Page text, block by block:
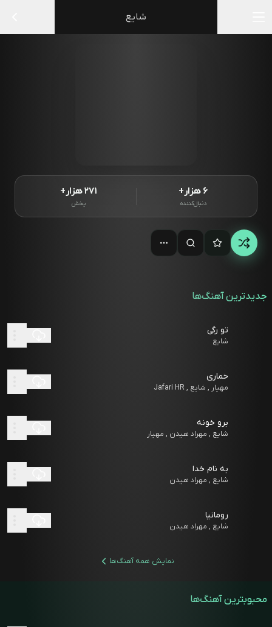
شایع
۶ هزار+
دنبال‌کننده
۲۷۱ هزار+
پخش
جدیدترین آهنگ‌ها
تو رگی
شایع
خماری
مهیار , شایع , Jafari HR
برو خونه
شایع , مهراد هیدن , مهیار
به نام خدا
شایع , مهراد هیدن
رومانیا
شایع , مهراد هیدن
نمایش همه آهنگ‌ها
محبوبترین آهنگ‌ها